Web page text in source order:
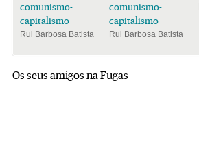
comunismo-
capitalismo
Rui Barbosa Batista
comunismo-
capitalismo
Rui Barbosa Batista
Os seus amigos na Fugas